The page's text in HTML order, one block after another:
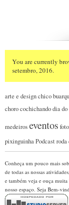
You are currently
setembro, 2016.
arte e designchico
chorocochichandodia do
medeiroseventos
pixinguinhaPodcastroda
Conheça um pouco mais
de todas as nossas
e também veja e ouça
nosso espaço. Seja Bem-